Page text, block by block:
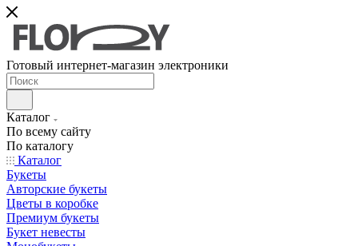
Готовый интернет-магазин электроники
Каталог
По всему сайту
По каталогу
Каталог
Букеты
Авторские букеты
Цветы в коробке
Премиум букеты
Букет невесты